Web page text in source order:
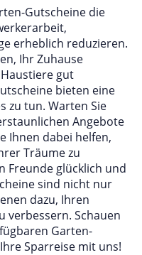
Gutscheine die
erheblich reduzieren.
Ihr Zuhause
gut
bieten eine
zu tun. Warten Sie
Angebote
Ihnen dabei helfen,
Träume zu
Freunde glücklich und
sind nicht nur
dazu, Ihren
verbessern. Schauen
Garten-
Sparreise mit uns!